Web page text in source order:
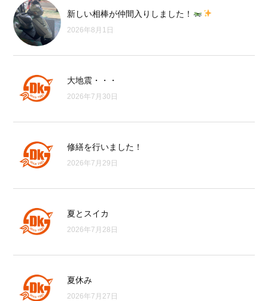
新しい相棒が仲間入りしました！
2026年8月1日
大地震・・・
2026年7月30日
修繕を行いました！
2026年7月29日
夏とスイカ
2026年7月28日
夏休み
2026年7月27日